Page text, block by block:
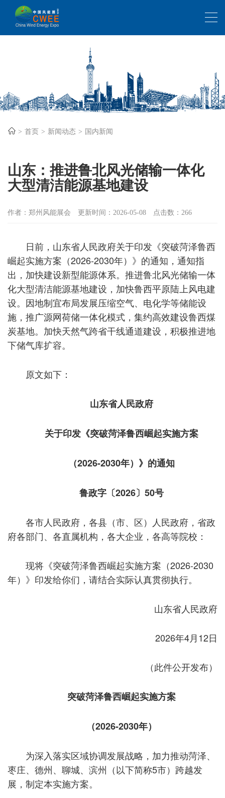
首页 新闻动态 国内新闻
山东：推进鲁北风光储输一体化
大型清洁能源基地建设
作者：郑州风能展会 更新时间：2026-05-08 点击数：266
日前，山东省人民政府关于印发《突破菏泽鲁西
崛起实施方案（2026-2030年）》的通知，通知指
出，加快建设新型能源体系。推进鲁北风光储输一体
化大型清洁能源基地建设，加快鲁西平原陆上风电建
设。因地制宜布局发展压缩空气、电化学等储能设
施，推广源网荷储一体化模式，集约高效建设鲁西煤
炭基地。加快天然气跨省干线通道建设，积极推进地
下储气库扩容。
原文如下：
山东省人民政府
关于印发《突破菏泽鲁西崛起实施方案
（2026-2030年）》的通知
鲁政字〔2026〕50号
各市人民政府，各县（市、区）人民政府，省政
府各部门、各直属机构，各大企业，各高等院校：
现将《突破菏泽鲁西崛起实施方案（2026-2030
年）》印发给你们，请结合实际认真贯彻执行。
山东省人民政府
2026年4月12日
（此件公开发布）
突破菏泽鲁西崛起实施方案
（2026-2030年）
为深入落实区域协调发展战略，加力推动菏泽、
枣庄、德州、聊城、滨州（以下简称5市）跨越发
展，制定本实施方案。